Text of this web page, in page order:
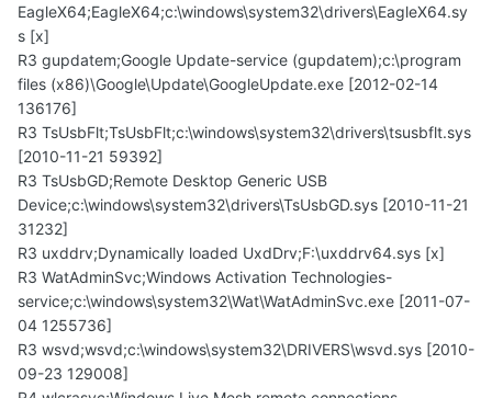
EagleX64;EagleX64;c:\windows\system32\drivers\EagleX64.sy
s [x]
R3 gupdatem;Google Update-service (gupdatem);c:\program
files (x86)\Google\Update\GoogleUpdate.exe [2012-02-14
136176]
R3 TsUsbFlt;TsUsbFlt;c:\windows\system32\drivers\tsusbflt.sys
[2010-11-21 59392]
R3 TsUsbGD;Remote Desktop Generic USB
Device;c:\windows\system32\drivers\TsUsbGD.sys [2010-11-21
31232]
R3 uxddrv;Dynamically loaded UxdDrv;F:\uxddrv64.sys [x]
R3 WatAdminSvc;Windows Activation Technologies-
service;c:\windows\system32\Wat\WatAdminSvc.exe [2011-07-
04 1255736]
R3 wsvd;wsvd;c:\windows\system32\DRIVERS\wsvd.sys [2010-
09-23 129008]